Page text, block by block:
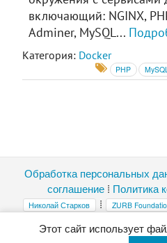
включающий: NGINX,
Adminer, MySQL...
Категория: Docker
PHP
Обработка персональных
соглашение⁞ Политика
Николай Старков ⁞ ZURB
⁞
Этот сайт использует